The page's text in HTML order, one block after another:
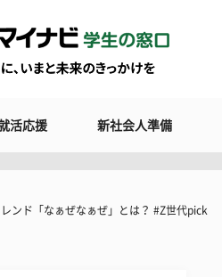
活応援 新社会人準備
ンド「なぁぜなぁぜ」とは？ #Z世代pick